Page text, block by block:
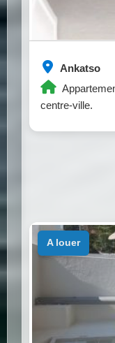
Ankatso
centre-ville.
a louer